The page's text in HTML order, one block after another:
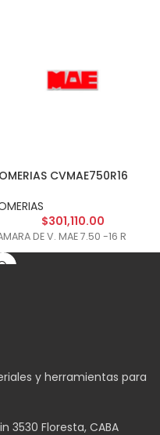
CVMAE750R16
$301,110.00
DE V. MAE 7.50 -16 R
y herramientas para
3530 Floresta, CABA